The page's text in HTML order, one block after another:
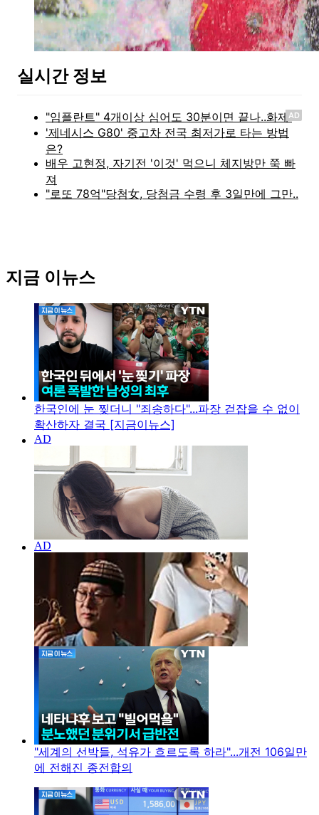
실시간 정보
AD
지금 이뉴스
한국인에 눈 찢더니 "죄송하다"...파장 걷잡을 수 없이
확산하자 결국 [지금이뉴스]
"세계의 선박들, 석유가 흐르도록 하라"...개전 106일만
에 전해진 종전합의